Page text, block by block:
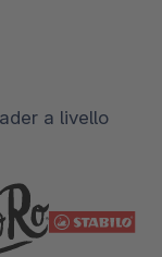
a livello